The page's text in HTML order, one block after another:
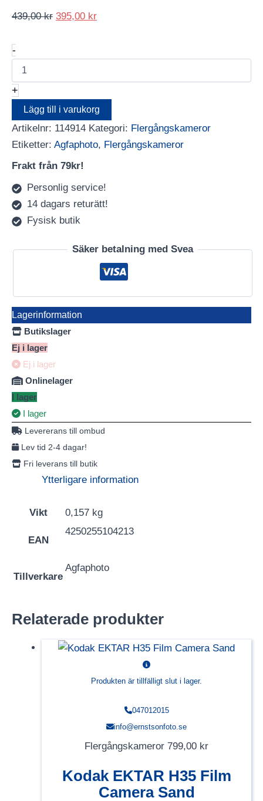
439,00kr Det
439,00 kr.
395,00 krDet
395,00 kr.
-AGFAPHOTO
Reusable
Camera
35mm
Black
mängd
+
Lägg till i varukorg
Artikelnr: 114914 Kategori: Flergångskameror
Etiketter: Agfaphoto, Flergångskameror
Frakt från 79kr!
Personlig service!
14 dagars returätt!
Fysisk butik
Säker betalning med Svea
Lagerinformation
Butikslager
Ej i lager
Ej i lager
Onlinelager
I lager
I lager
Levererans till ombud
Lev tid 2-4 dagar!
Fri leverans till butik
Ytterligare information
Vikt 0,157 kg
EAN
4250255104213
Tillverkare
Agfaphoto
Relaterade produkter
Produkten är tillfälligt slut i lager.
047012015
info@ernstsonfoto.se
Flergångskameror 799,00 kr
Kodak EKTAR H35 Film
Camera Sand